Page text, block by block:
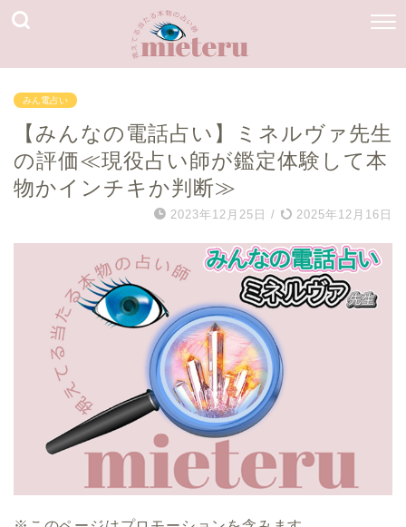
みん電占い
【みんなの電話占い】ミネルヴァ先生
の評価≪現役占い師が鑑定体験して本
物かインチキか判断≫
2023年12月25日 / 2025年12月16日